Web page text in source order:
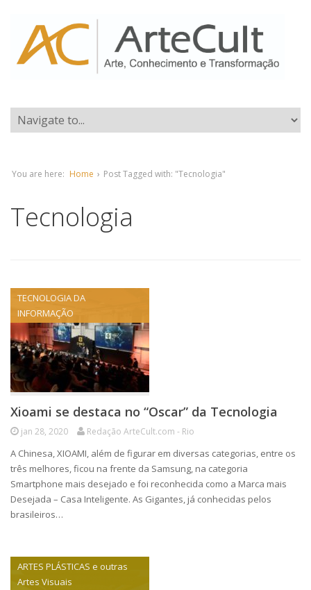
You are here: Home › Post Tagged with: "Tecnologia"
Tecnologia
TECNOLOGIA DA
INFORMAÇÃO
Xioami se destaca no “Oscar” da Tecnologia
jan 28, 2020 Redação ArteCult.com - Rio
A Chinesa, XIOAMI, além de figurar em diversas categorias, entre os
três melhores, ficou na frente da Samsung, na categoria
Smartphone mais desejado e foi reconhecida como a Marca mais
Desejada – Casa Inteligente. As Gigantes, já conhecidas pelos
brasileiros…
ARTES PLÁSTICAS e outras
Artes Visuais